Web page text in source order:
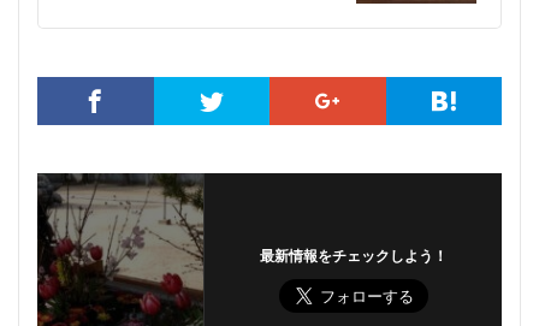
最新情報をチェックしよう！